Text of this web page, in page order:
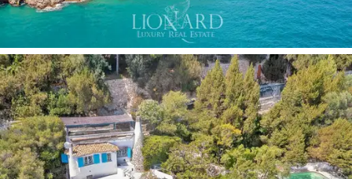
teraslar
büyüleyici manzaralar, dinlenme alanları ve
güneş öpücüğü kahvaltıları, ay ışığında akşam yemekleri
ve adalar manzaralı gün batımında aperatifler ile birlikte
sohbet alanları sunar.Denize bakan muhteşem yüzme
havuzu,işlenmiş taşlarla yeni inşa edilmiş ve hidrofobik
boya ile kaplanmıştır, iki açık duş ile tamamlanmıştır ve
güneşlenme alanı ile çevrilidir. Teraslar halinde